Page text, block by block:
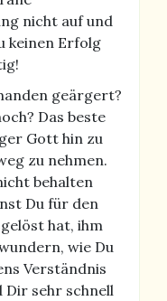
nicht auf und
keinen Erfolg
geärgert?
Das beste
Gott hin zu
zu nehmen.
behalten
Du für den
hat, ihm
wie Du
Verständnis
sehr schnell